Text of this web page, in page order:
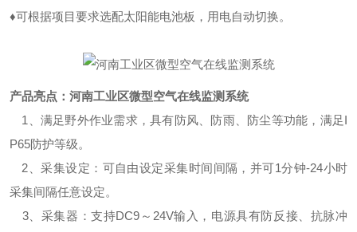
♦可根据项目要求选配太阳能电池板，用电自动切换。
产品亮点 ： 河南工业区微型空气在线监测系统
1、满足野外作业需求，具有防风、防雨、防尘等功能，满足I
P65防护等级。
2、采集设定：可自由设定采集时间间隔，并可1分钟-24小时
采集间隔任意设定。
3、采集器：支持DC9～24V输入，电源具有防反接、抗脉冲